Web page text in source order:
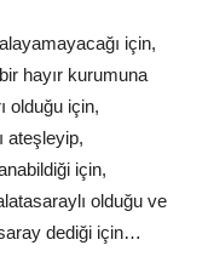
için,
hayır kurumuna
olduğu için,
ateşleyip,
için,
olduğu ve
dediği için…